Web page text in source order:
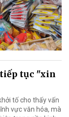
tục "xin
tố cho thấy vấn
vực văn hóa, mà